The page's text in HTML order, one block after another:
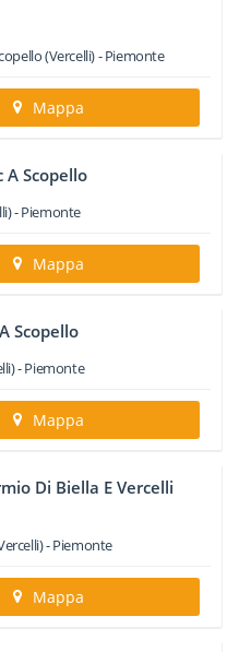
(Vercelli) -Piemonte
Mappa
A Scopello
-Piemonte
Mappa
Scopello
-Piemonte
Mappa
Di Biella E Vercelli
-Piemonte
Mappa